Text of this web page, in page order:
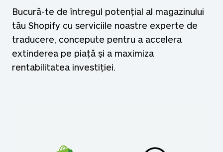
Bucură-te de întregul potențial al magazinului
tău Shopify cu serviciile noastre experte de
traducere, concepute pentru a accelera
extinderea pe piață și a maximiza
rentabilitatea investiției.